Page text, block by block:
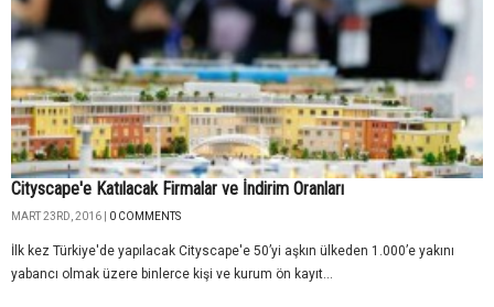
Cityscape'e Katılacak Firmalar ve İndirim Oranları
MART 23RD, 2016 | 0 COMMENTS
İlk kez Türkiye'de yapılacak Cityscape'e 50’yi aşkın ülkeden 1.000’e yakını
yabancı olmak üzere binlerce kişi ve kurum ön kayıt...